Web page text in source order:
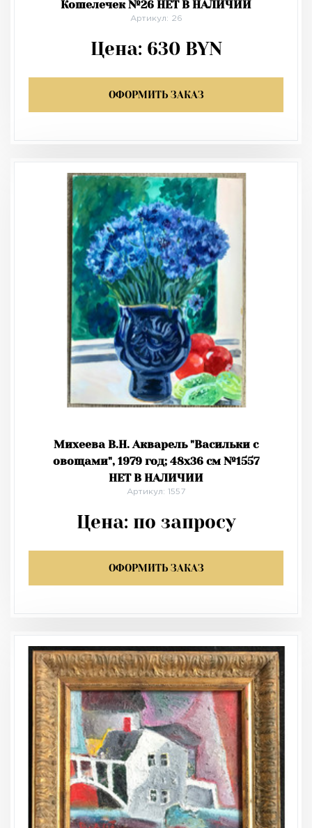
Кошелечек №26 НЕТ В НАЛИЧИИ
Артикул: 26
Цена: 630BYN
ОФОРМИТЬ ЗАКАЗ
Михеева В.Н. Акварель "Васильки с
овощами", 1979 год; 48х36 см №1557
НЕТ В НАЛИЧИИ
Артикул: 1557
Цена: по запросу
ОФОРМИТЬ ЗАКАЗ